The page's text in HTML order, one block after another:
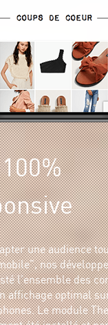
une audience
nos
l’ensemble des
affichage optimal
Le module